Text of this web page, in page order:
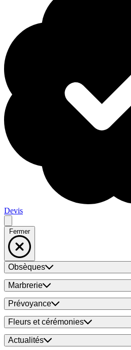
Devis
Fermer
Obsèques
Marbrerie
Prévoyance
Fleurs et cérémonies
Actualités